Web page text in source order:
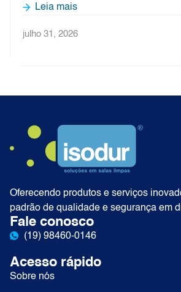
Leia mais
julho 31, 2026
Oferecendo produtos e serviços
padrão de qualidade e segurança em
Fale conosco
(19) 98460-0146
Acesso rápido
Sobre nós